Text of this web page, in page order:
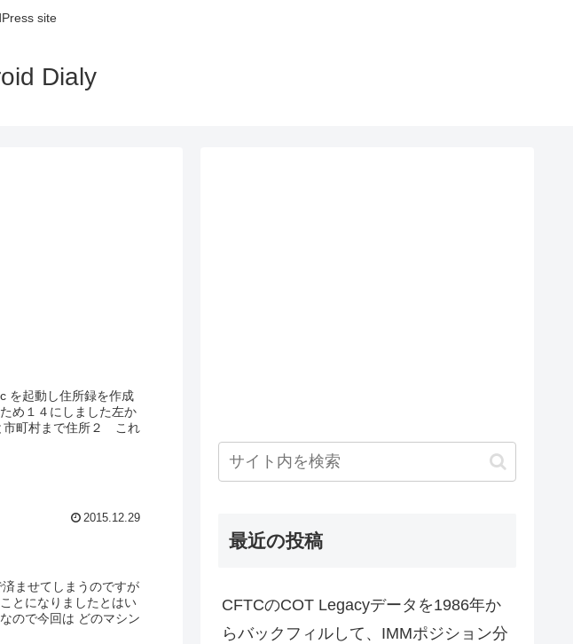
site
Dialy
を起動し住所録を作成
め１４にしました左か
市町村まで住所２ これ
2015.12.29
ませてしまうのですが
とになりましたとはい
ので今回は どのマシン
最近の投稿
CFTCのCOT Legacyデータを1986年か
らバックフィルして、IMMポジション分